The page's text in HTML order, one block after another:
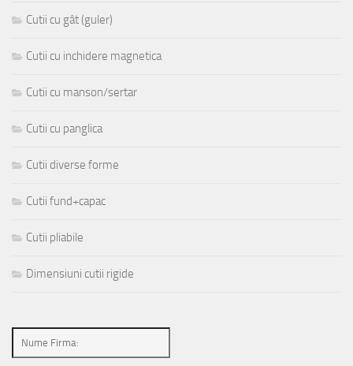
Cutii cu gât (guler)
Cutii cu inchidere magnetica
Cutii cu manson/sertar
Cutii cu panglica
Cutii diverse forme
Cutii fund+capac
Cutii pliabile
Dimensiuni cutii rigide